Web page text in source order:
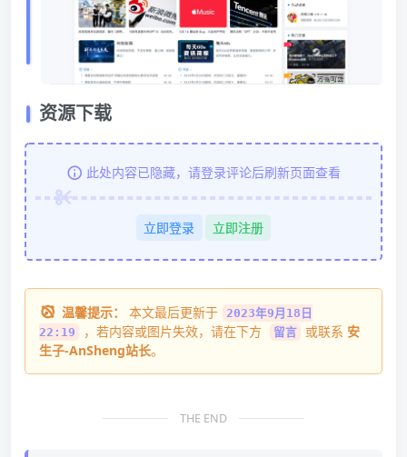
资源下载
此处内容已隐藏，请登录评论后刷新页面查看
立即登录 立即注册
温馨提示： 本文最后更新于
2023年9月18日
22:19
，若内容或图片失效，请在下方 留言 或联系 安
生子-AnSheng站长。
THE END